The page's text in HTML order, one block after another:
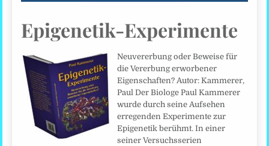
Epigenetik-Experimente
Neuvererbung oder Beweise für
die Vererbung erworbener
Eigenschaften? Autor: Kammerer,
Paul Der Biologe Paul Kammerer
wurde durch seine Aufsehen
erregenden Experimente zur
Epigenetik berühmt. In einer
seiner Versuchsserien